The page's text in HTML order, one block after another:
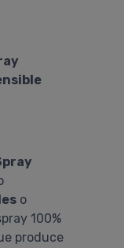
o
100%
produce